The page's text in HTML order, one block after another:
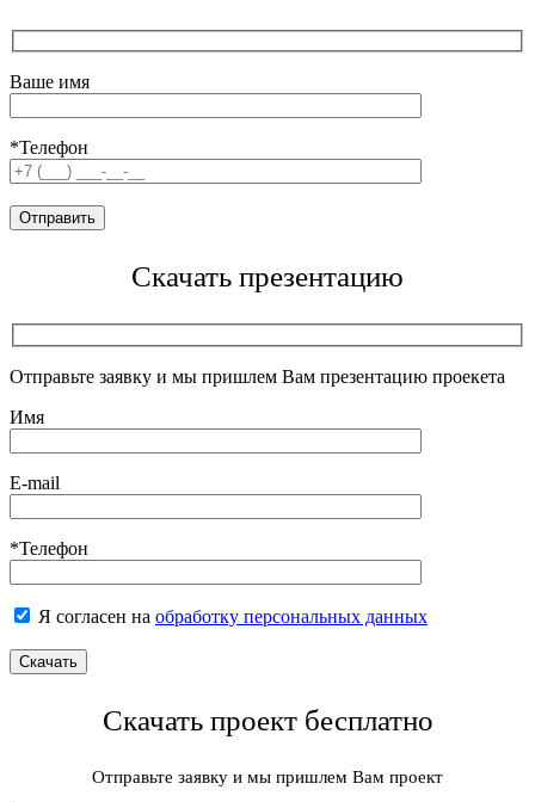
Ваше имя
*Телефон
Скачать презентацию
Отправьте заявку и мы пришлем Вам презентацию проекета
Имя
E-mail
*Телефон
Я согласен на обработку персональных данных
Скачать проект бесплатно
Отправьте заявку и мы пришлем Вам проект